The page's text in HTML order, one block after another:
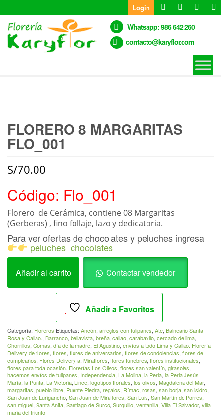
to
the
content
Login
Whatsapp: 986 642 260
contacto@karyflor.com
FLORERO 8 MARGARITAS
FLO_001
S/70.00
Código: Flo_001
Florero de Cerámica, contiene 08 Margaritas
(Gerberas) , fino follaje, lazo y dedicatoria.
Para ver ofertas de chocolates y peluches ingresa
peluches chocolates
Margaritas
Añadir al carrito Contactar vendedor
Añadir a Favoritos
Categoría: Floreros Etiquetas: Ancón, arreglos con tulipanes, Ate, Balneario Santa
Rosa y Callao., Barranco, bellavista, breña, callao, carabayllo, cercado de lima,
Chorrillos, Comas, día de la madre, El Agustino, envíos a todo Lima y Callao. Florería
Delivery de flores, flores, flores de aniversarios, flores de condolencias, flores de
cumpleaños, Flores Delivery a: Miraflores, flores fúnebres, flores institucionales,
flores para toda ocasión. Florerías Los Olivos, flores san valentín, girasoles,
hacemos envíos de tulipanes, Independencia, La Molina, la Perla, la Perla Jesús
María, la Punta, La Victoria, Lince, logotipos florales, los olivos, Magdalena del Mar,
margaritas, pueblo libre, Puente Piedra, regalos, Rímac, rosas, san borja, san isidro,
San Juan de Lurigancho, San Juan de Miraflores, San Luis, San Martín de Porres,
san miguel, Santa Anita, Santiago de Surco, Surquillo, ventanilla, Villa El Salvador, villa
maria del triunfo